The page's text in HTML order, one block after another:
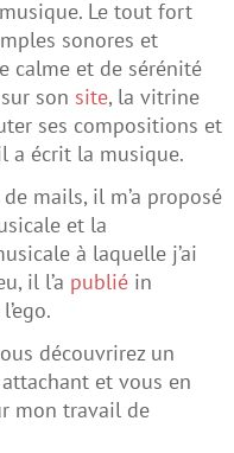
Le tout fort
sonores et
calme et de sérénité
son site, la vitrine
ses compositions et
a écrit la musique.
mails, il m’a proposé
et la
à laquelle j’ai
il l’a publié in
découvrirez un
et vous en
mon travail de